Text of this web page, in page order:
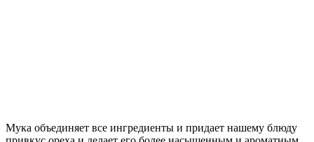
Мука объединяет все ингредиенты и придает нашему блюду